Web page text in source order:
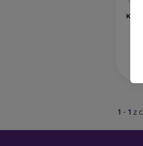
1 - 1 z